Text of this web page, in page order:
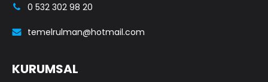
0 532 302 98 20
temelrulman@hotmail.com
KURUMSAL